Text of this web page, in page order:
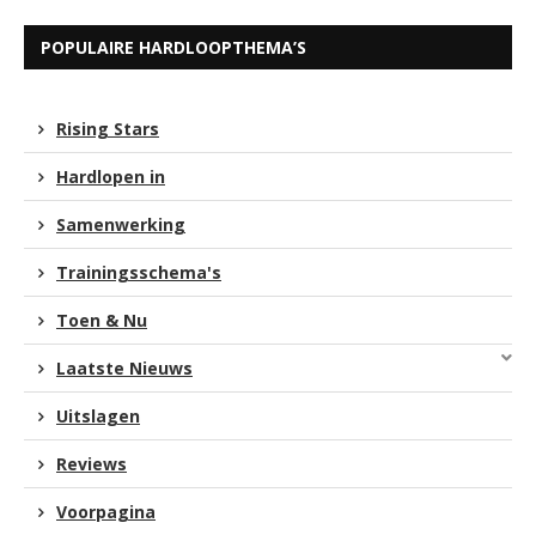
POPULAIRE HARDLOOPTHEMA’S
Rising Stars
Hardlopen in
Samenwerking
Trainingsschema's
Toen & Nu
Laatste Nieuws
Uitslagen
Reviews
Voorpagina